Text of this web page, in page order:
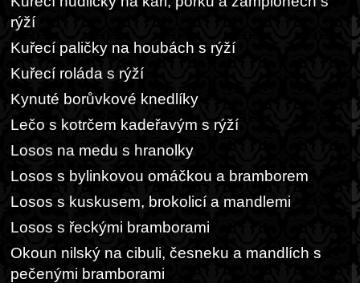
rýží
Kuřecí paličky na houbách s rýží
Kuřecí roláda s rýží
Kynuté borůvkové knedlíky
Lečo s kotrčem kadeřavým s rýží
Losos na medu s hranolky
Losos s bylinkovou omáčkou a bramborem
Losos s kuskusem, brokolicí a mandlemi
Losos s řeckými bramborami
Okoun nilský na cibuli, česneku a mandlích s
pečenými bramborami